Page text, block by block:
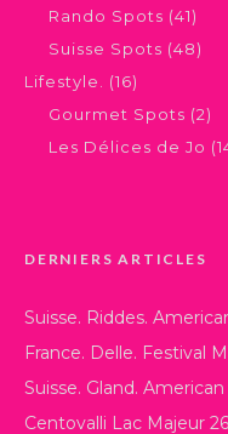
Rando Spots (41)
Suisse Spots (48)
Lifestyle. (16)
Gourmet Spots (2)
Les Délices de Jo
DERNIERS ARTICLES
Suisse. Riddes.
France. Delle. Festival
Suisse. Gland.
Centovalli Lac Majeur